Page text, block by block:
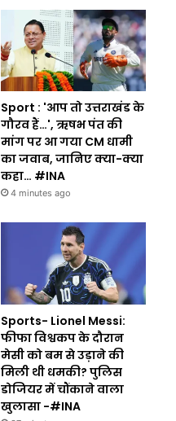
Sport : 'आप तो उत्तराखंड के
गौरव हैं…', ऋषभ पंत की
मांग पर आ गया CM धामी
का जवाब, जानिए क्या-क्या
कहा… #INA
4 minutes ago
Sports- Lionel Messi:
फीफा विश्वकप के दौरान
मेसी को बम से उड़ाने की
मिली थी धमकी? पुलिस
डोजियर में चौंकाने वाला
खुलासा -#INA